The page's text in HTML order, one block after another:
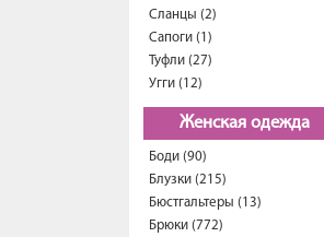
Сланцы (2)
Сапоги (1)
Туфли (27)
Угги (12)
Женская одежда
Боди (90)
Блузки (215)
Бюстгальтеры (13)
Брюки (772)